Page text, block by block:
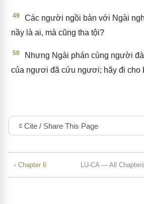
49
Các người ngồi bàn với Ngài
nầy là ai, mà cũng tha tội?
50
Nhưng Ngài phán cùng người
của ngươi đã cứu ngươi; hãy đi cho
Cite / Share This Page
‹ Chapter 6 LU-CA — All Chapters